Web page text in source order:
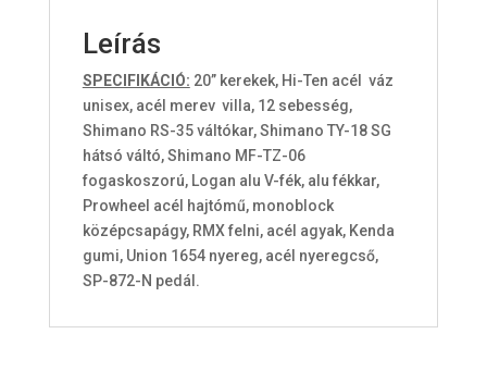
Leírás
SPECIFIKÁCIÓ: 20” kerekek, Hi-Ten acél váz
unisex, acél merev villa, 12 sebesség,
Shimano RS-35 váltókar, Shimano TY-18 SG
hátsó váltó, Shimano MF-TZ-06
fogaskoszorú, Logan alu V-fék, alu fékkar,
Prowheel acél hajtómű, monoblock
középcsapágy, RMX felni, acél agyak, Kenda
gumi, Union 1654 nyereg, acél nyeregcső,
SP-872-N pedál.